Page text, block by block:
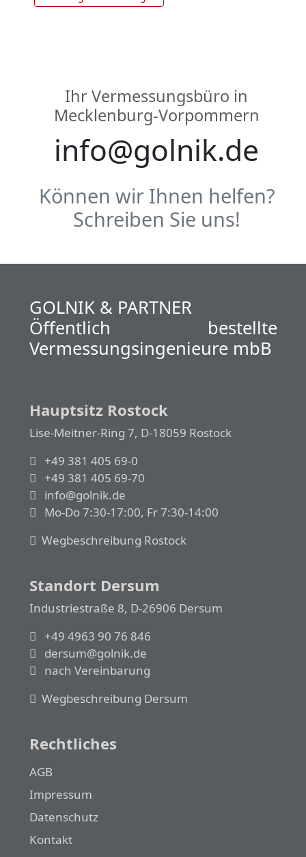
Ihr Vermessungsbüro in
Mecklenburg-Vorpommern
info@golnik.de
Können wir Ihnen helfen?
Schreiben Sie uns!
GOLNIK & PARTNER
Öffentlich bestellte
Vermessungs­­ingenieure mbB
Hauptsitz Rostock
Lise-Meitner-Ring 7, D-18059 Rostock
+49 381 405 69-0
+49 381 405 69-70
info@golnik.de
Mo-Do 7:30-17:00, Fr 7:30-14:00
Wegbeschreibung Rostock
Standort Dersum
Industriestraße 8, D-26906 Dersum
+49 4963 90 76 846
dersum@golnik.de
nach Vereinbarung
Wegbeschreibung Dersum
Rechtliches
AGB
Impressum
Datenschutz
Kontakt